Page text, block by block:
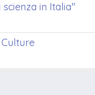
in Italia"